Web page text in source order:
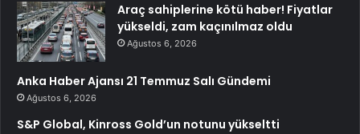
Araç sahiplerine kötü haber! Fiyatlar
yükseldi, zam kaçınılmaz oldu
Ağustos 6, 2026
Anka Haber Ajansı 21 Temmuz Salı Gündemi
Ağustos 6, 2026
S&P Global, Kinross Gold’un notunu yükseltti